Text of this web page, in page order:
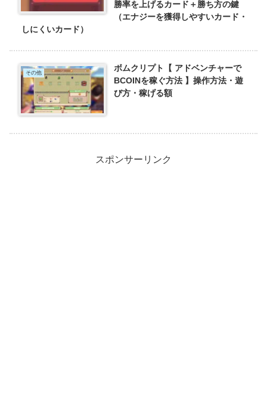
勝率を上げるカード＋勝ち方の鍵
（エナジーを獲得しやすいカード・
しにくいカード）
その他
ボムクリプト【 アドベンチャーで
BCOINを稼ぐ方法 】操作方法・遊
び方・稼げる額
スポンサーリンク